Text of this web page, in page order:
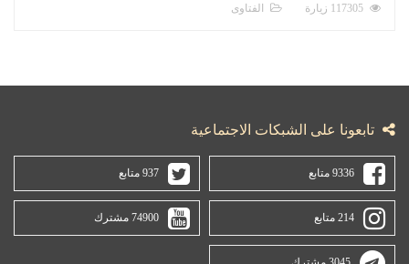
الفتاوى
تابعونا على الشبكات الاجتماعية
9336 متابع 937 متابع
214 متابع 74900 مشترك